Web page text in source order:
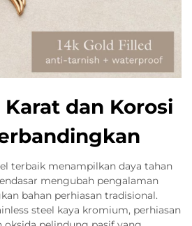
dan Korosi
terbaik menampilkan daya tahan
mengubah pengalaman
bahan perhiasan tradisional.
steel kaya kromium, perhiasan